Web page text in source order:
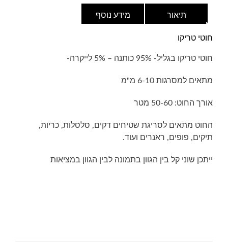
תיאור מידע נוסף
חוטי טריקו
חוטי טריקו בגליל- 95% כותנה – 5% לייקרה-
מתאים למסרגות 6-10 מ"מ
אורך החוט: 50-60 מטר
החוט מתאים לסריגת שטיחים דקים, סלסלות, כריות,
תיקים, פופים, ראנרים ועוד.
ייתכן שוני קל בין הגוון בתמונה לבין הגוון במציאות